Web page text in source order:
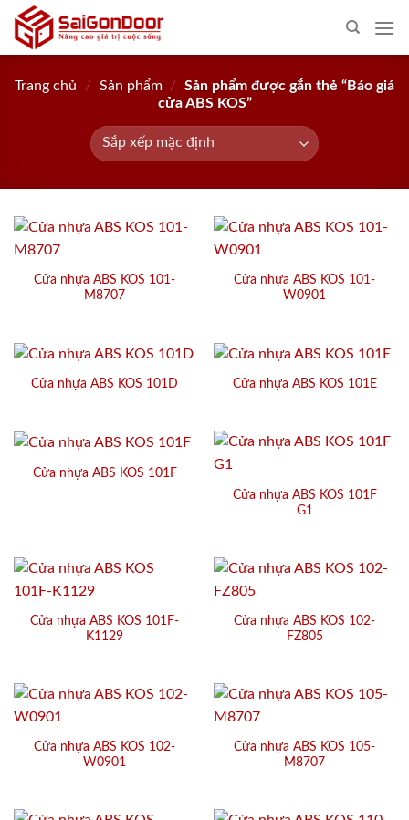
Skip
content
Trang chủ / Sản phẩm /
Sản phẩm được gắn thẻ “Báo giá
cửa ABS KOS”
Cửa nhựa ABS KOS 101-
M8707
Cửa nhựa ABS KOS 101-
W0901
Cửa nhựa ABS KOS 101D Cửa nhựa ABS KOS 101E
Cửa nhựa ABS KOS 101F
Cửa nhựa ABS KOS 101F
G1
Cửa nhựa ABS KOS 101F-
K1129
Cửa nhựa ABS KOS 102-
FZ805
Cửa nhựa ABS KOS 102-
W0901
Cửa nhựa ABS KOS 105-
M8707